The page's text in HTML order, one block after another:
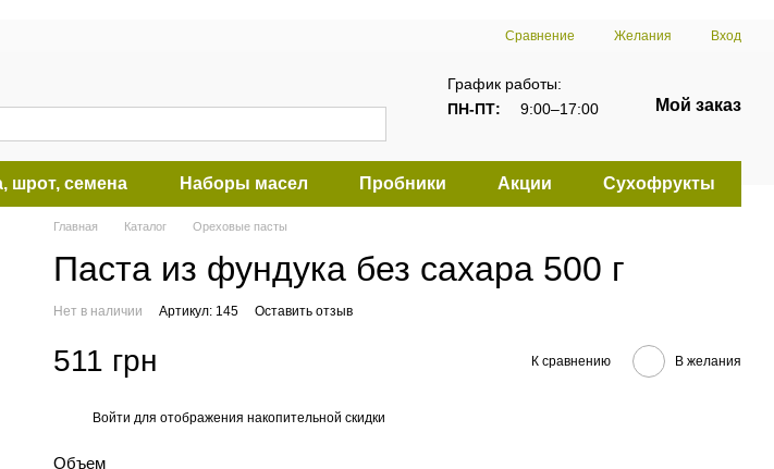
Сравнение Желания Вход
График работы:
ПН-ПТ:
9:00–17:00 Мой заказ
шрот, семена Наборы масел Пробники Акции Сухофрукты
Главная Каталог Ореховые пасты
Паста из фундука без сахара 500 г
Нет в наличии Артикул: 145 Оставить отзыв
511 грн К сравнению В желания
Войти для отображения накопительной скидки
Объем